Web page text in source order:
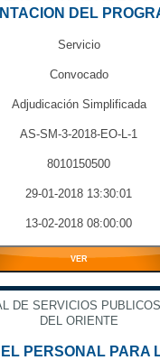
DEL
Servicio
Convocado
Adjudicación Simplificada
AS-SM-3-2018-EO-L-1
8010150500
29-01-2018 13:30:01
13-02-2018 08:00:00
VER
DE SERVICIOS
DEL ORIENTE
PERSONAL PARA